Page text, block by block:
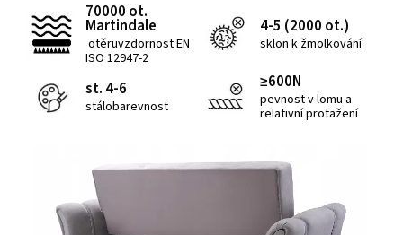
70000 ot.
Martindale
otěruvzdornost EN
ISO 12947-2
4-5 (2000 ot.)
sklon k žmolkování
st. 4-6
stálobarevnost
≥600N
pevnost v lomu a
relativní protažení